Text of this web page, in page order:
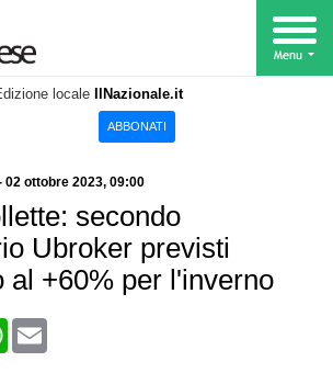
locale IlNazionale.it
ABBONATI
02 ottobre 2023, 09:00
secondo
Ubroker previsti
al +60% per l'inverno
WhatsApp
Email